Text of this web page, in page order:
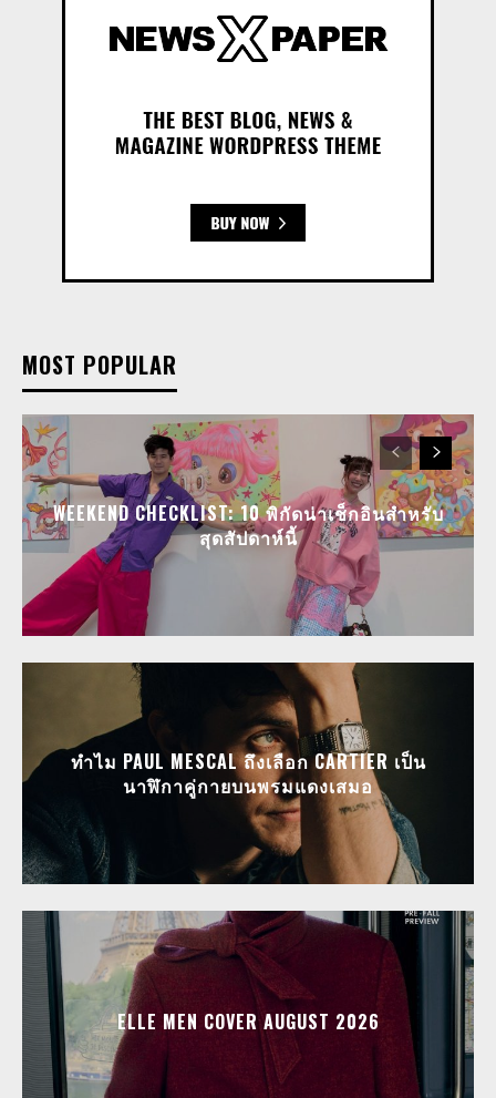
MOST POPULAR
WEEKEND CHECKLIST: 10 พิกัดน่าเช็กอินสำหรับ
สุดสัปดาห์นี้
ทำไม PAUL MESCAL ถึงเลือก CARTIER เป็น
นาฬิกาคู่กายบนพรมแดงเสมอ
ELLE MEN COVER AUGUST 2026